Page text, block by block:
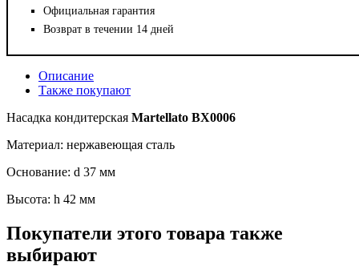
Официальная гарантия
Возврат в течении 14 дней
Описание
Также покупают
Насадка кондитерская Martellato BX0006
Материал: нержавеющая сталь
Основание: d 37 мм
Высота: h 42 мм
Покупатели этого товара также
выбирают